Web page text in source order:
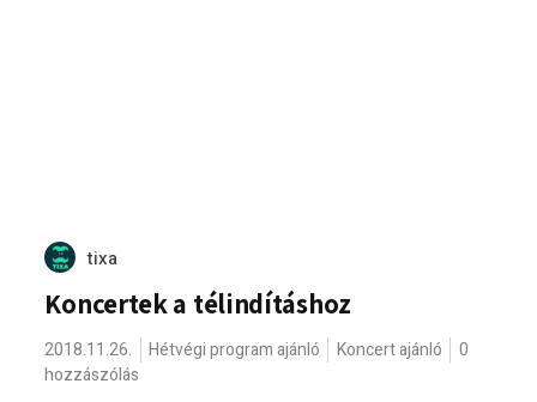
tixa
Koncertek a télindításhoz
2018.11.26. Hétvégi program ajánló Koncert ajánló
0
hozzászólás